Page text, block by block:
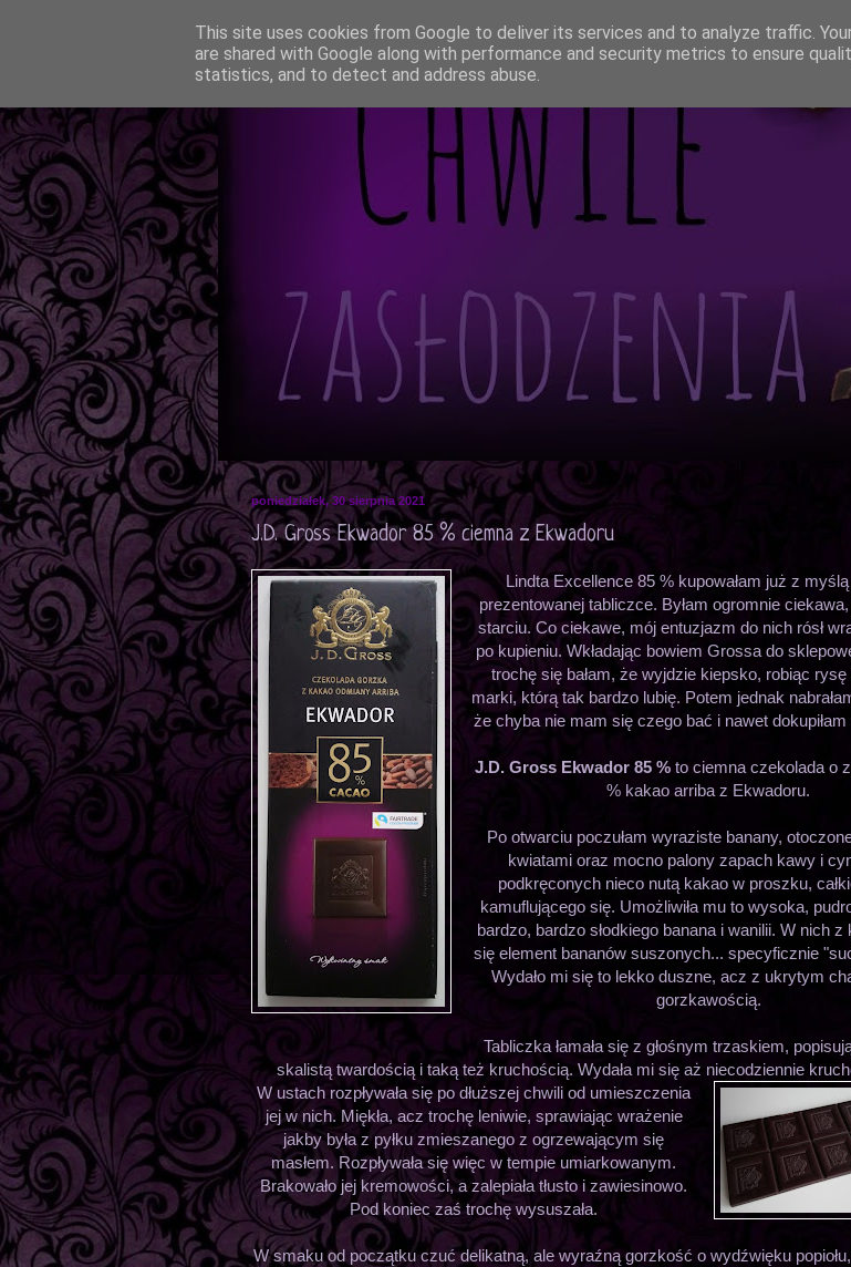
poniedziałek, 30 sierpnia 2021
J.D. Gross Ekwador 85 % ciemna z Ekwadoru
Lindta Excellence 85 % kupowałam już z
prezentowanej tabliczce. Byłam ogromnie
starciu. Co ciekawe, mój entuzjazm do nich rósł
po kupieniu. Wkładając bowiem Grossa do
trochę się bałam, że wyjdzie kiepsko, robiąc rysę
marki, którą tak bardzo lubię. Potem jednak
że chyba nie mam się czego bać i nawet
J.D. Gross Ekwador 85 %to ciemna czekolada o
% kakao arriba z Ekwadoru.
Po otwarciu poczułam wyraziste banany,
kwiatami oraz mocno palony zapach kawy i
podkręconych nieco nutą kakao w proszku,
kamuflującego się. Umożliwiła mu to wysoka,
bardzo, bardzo słodkiego banana i wanilii. W nich z
się element bananów suszonych... specyficznie
Wydało mi się to lekko duszne, acz z ukrytym
gorzkawością.
Tabliczka łamała się z głośnym trzaskiem,
skalistą twardością i taką też kruchością. Wydała mi się aż niecodziennie
W ustach rozpływała się po dłuższej chwili od umieszczenia
jej w nich. Miękła, acz trochę leniwie, sprawiając wrażenie
jakby była z pyłku zmieszanego z ogrzewającym się
masłem. Rozpływała się więc w tempie umiarkowanym.
Brakowało jej kremowości, a zalepiała tłusto i zawiesinowo.
Pod koniec zaś trochę wysuszała.
W smaku od początku czuć delikatną, ale wyraźną gorzkość o wydźwięku
This site uses cookies from Google to deliver its services and to analyze traffic.
are shared with Google along with performance and security metrics to ensure
statistics, and to detect and address abuse.